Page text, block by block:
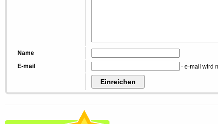
Name
E-mail
- e-mail wird